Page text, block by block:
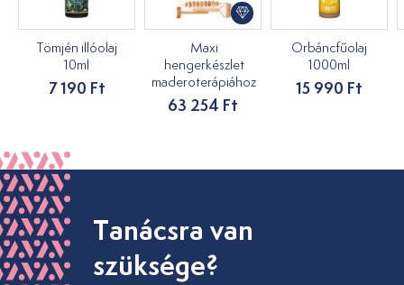
Tömjén illóolaj
10ml
7 190 Ft
Maxi
hengerkészlet
maderoterápiához
63 254 Ft
Orbáncfűolaj
1000ml
15 990 Ft
Tanácsra van
szüksége?